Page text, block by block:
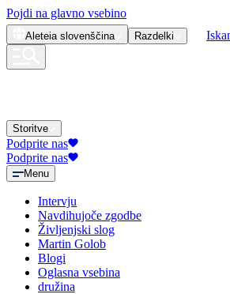
Pojdi na glavno vsebino
Aleteia slovenščina Razdelki
Storitve
Podprite nas
Podprite nas
Menu
Intervju
Navdihujoče zgodbe
Življenjski slog
Martin Golob
Blogi
Oglasna vsebina
družina